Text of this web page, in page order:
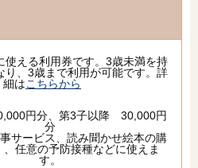
使える利用券です。3歳未満を持
り、3歳まで利用が可能です。詳
細はこちらから
円分、第3子以降 30,000円
分
サービス、読み聞かせ絵本の購
、任意の予防接種などに使えま
す。